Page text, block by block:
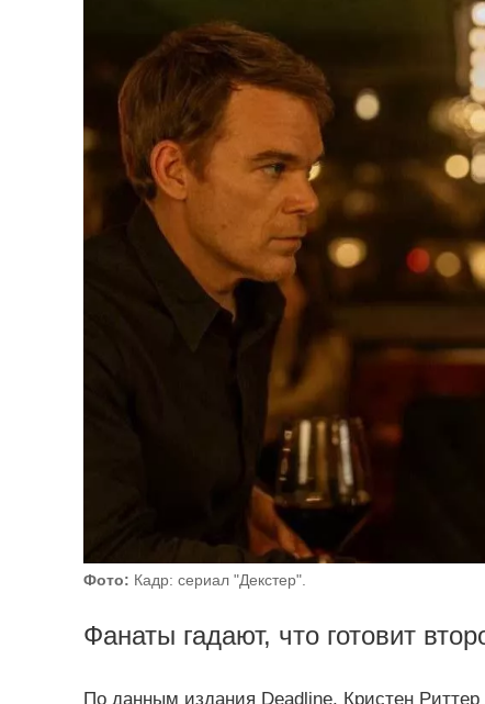
Фото: Кадр: сериал "Декстер".
Фанаты гадают, что готовит
По данным издания Deadline, Кристен